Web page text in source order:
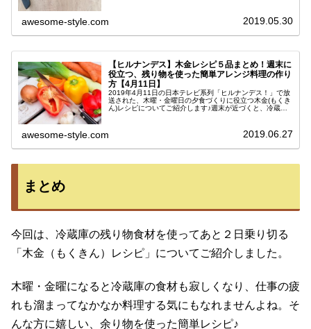
awesome-style.com 2019.05.30
【ヒルナンデス】木金レシピ５品まとめ！週末に
役立つ、残り物を使った簡単アレンジ料理の作り
方【4月11日】
2019年4月11日の日本テレビ系列「ヒルナンデス！」で放
送された、木曜・金曜日の夕食づくりに役立つ木金(もくき
ん)レシピについてご紹介します♪週末が近づくと、冷蔵庫
awesome-style.com 2019.06.27
まとめ
今回は、冷蔵庫の残り物食材を使ってあと２日乗り切る
「木金（もくきん）レシピ」についてご紹介しました。
木曜・金曜になると冷蔵庫の食材も寂しくなり、仕事の疲
れも溜まってなかなか料理する気にもなれませんよね。そ
んな方に嬉しい、余り物を使った簡単レシピ♪